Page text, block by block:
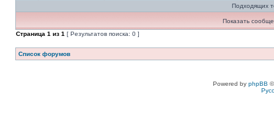
Подходящих
Показать
Страница 1 из 1 [ Результатов поиска: 0 ]
Список форумов
Powered by phpBB